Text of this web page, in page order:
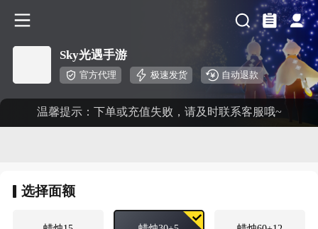
Sky光遇手游
官方代理 极速发货 自动退款
温馨提示：下单或充值失败，请及时联系客服哦~
选择面额